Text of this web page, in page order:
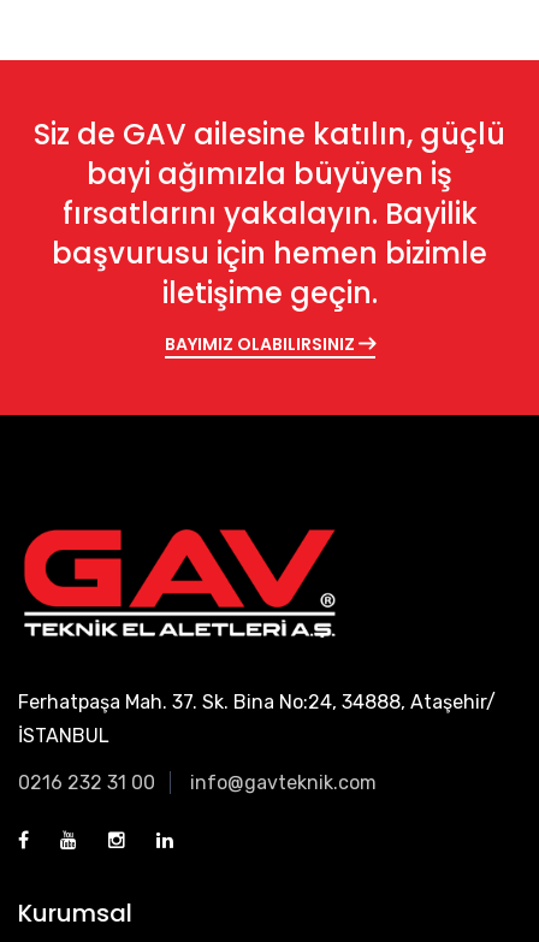
Siz de GAV ailesine katılın, güçlü
bayi ağımızla büyüyen iş
fırsatlarını yakalayın. Bayilik
başvurusu için hemen bizimle
iletişime geçin.
BAYIMIZ OLABILIRSINIZ
Ferhatpaşa Mah. 37. Sk. Bina No:24, 34888, Ataşehir/
İSTANBUL
0216 232 31 00 info@gavteknik.com
Kurumsal